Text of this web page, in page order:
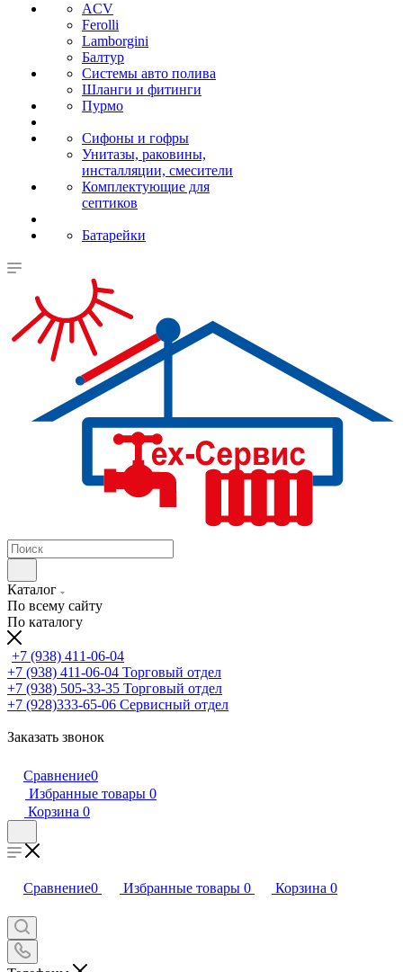
ACV
Ferolli
Lamborgini
Балтур
Системы авто полива
Шланги и фитинги
Пурмо
Сифоны и гофры
Унитазы, раковины,
инсталляции, смесители
Комплектующие для
септиков
Батарейки
Каталог
По всему сайту
По каталогу
+7 (938) 411-06-04
+7 (938) 411-06-04 Торговый отдел
+7 (938) 505-33-35 Торговый отдел
+7 (928)333-65-06 Сервисный отдел
Заказать звонок
Сравнение0
Избранные товары 0
Корзина 0
Сравнение0 Избранные товары 0 Корзина 0